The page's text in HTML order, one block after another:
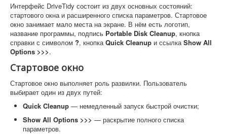
Интерфейс DriveTidy состоит из двух основных состояний:
стартового окна и расширенного списка параметров. Стартовое
окно занимает мало места на экране. В нём есть логотип,
название программы, подпись Portable Disk Cleanup, кнопка
справки с символом ?, кнопкаQuick Cleanup и ссылкаShow All
Options >>>.
Стартовое окно
Стартовое окно выполняет роль развилки. Пользователь
выбирает один из двух путей:
Quick Cleanup — немедленный запуск быстрой очистки;
Show All Options >>> — раскрытие полного списка
параметров.